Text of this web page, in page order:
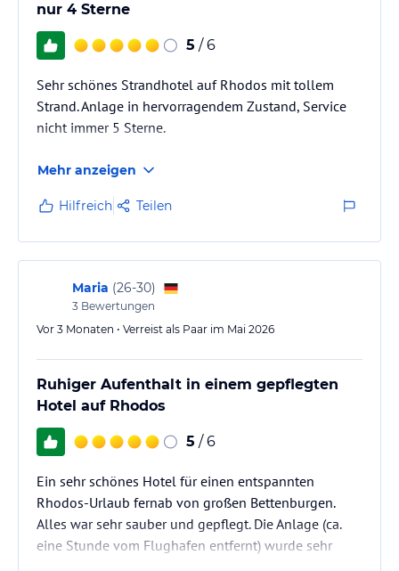
ohne Gewähr und ohne Prüfung durch HolidayCheck. Bitte
jeweiligen Veranstalters.
nur 4 Sterne
5 / 6
Sehr schönes Strandhotel auf Rhodos mit tollem
Strand. Anlage in hervorragendem Zustand, Service
nicht immer 5 Sterne.
Mehr anzeigen
Hilfreich Teilen
Maria (26-30)
3 Bewertungen
Vor 3 Monaten • Verreist als Paar im Mai 2026
Ruhiger Aufenthalt in einem gepflegten
Hotel auf Rhodos
5 / 6
Ein sehr schönes Hotel für einen entspannten
Rhodos-Urlaub fernab von großen Bettenburgen.
Alles war sehr sauber und gepflegt. Die Anlage (ca.
eine Stunde vom Flughafen entfernt) wurde sehr